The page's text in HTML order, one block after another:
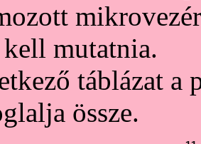
mutatnia.
táblázat a
össze.